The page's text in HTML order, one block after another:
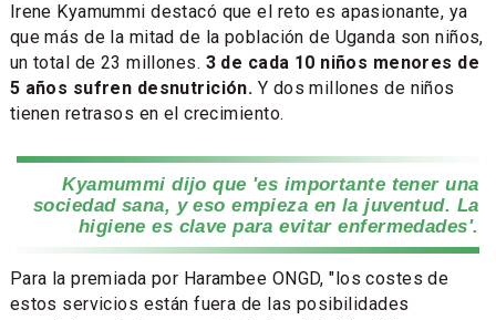
Irene Kyamummi destacó que el reto es apasionante, ya
que más de la mitad de la población de Uganda son niños,
un total de 23 millones. 3 de cada 10 niños menores de
5 años sufren desnutrición. Y dos millones de niños
tienen retrasos en el crecimiento.
Kyamummi dijo que 'es importante tener una
sociedad sana, y eso empieza en la juventud. La
higiene es clave para evitar enfermedades'.
Para la premiada por Harambee ONGD, "los costes de
estos servicios están fuera de las posibilidades